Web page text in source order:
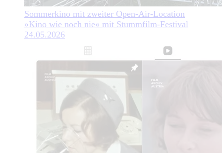
Sommerkino mit zweiter Open-Air-Location
»Kino wie noch nie« mit Stummfilm-Festival
24.05.2026